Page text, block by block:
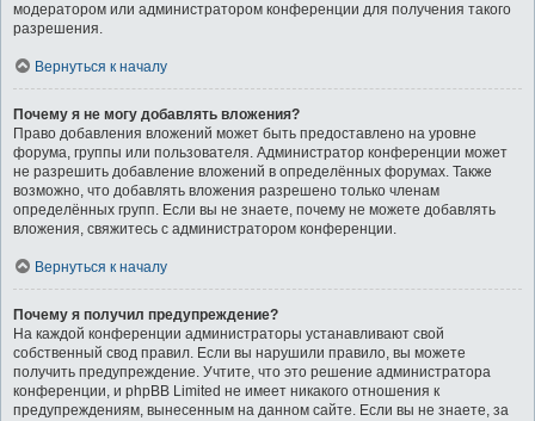
модератором или администратором конференции для получения такого
разрешения.
Вернуться к началу
Почему я не могу добавлять вложения?
Право добавления вложений может быть предоставлено на уровне
форума, группы или пользователя. Администратор конференции может
не разрешить добавление вложений в определённых форумах. Также
возможно, что добавлять вложения разрешено только членам
определённых групп. Если вы не знаете, почему не можете добавлять
вложения, свяжитесь с администратором конференции.
Вернуться к началу
Почему я получил предупреждение?
На каждой конференции администраторы устанавливают свой
собственный свод правил. Если вы нарушили правило, вы можете
получить предупреждение. Учтите, что это решение администратора
конференции, и phpBB Limited не имеет никакого отношения к
предупреждениям, вынесенным на данном сайте. Если вы не знаете, за